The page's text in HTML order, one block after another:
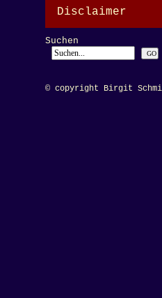
Disclaimer
Suchen
© copyright Birgit